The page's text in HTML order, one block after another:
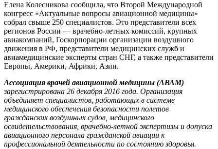
Елена Колесникова сообщила, что Второй Международной
конгресс «Актуальные вопросы авиационной медицины»
собрал свыше 250 специалистов. Это представители всех
регионов России — врачебно-летных комиссий, крупных
авиакомпаний, Госкорпорации организации воздушного
движения в РФ, представители медицинских служб и
авиамедицинские эксперты стран СНГ, а также представители
Европы, Америки, Африки, Азии.
Ассоциация врачей авиационной медицины (АВАМ)
зарегистрирована 26 декабря 2016 года. Организация
объединяет специалистов, работающих в системе
медицинского обеспечения безопасности полетов
гражданских воздушных судов, медицинского
освидетельствования, врачебно-летной экспертизы и допуска
авиационного персонала гражданской авиации к
профессиональной деятельности по состоянию здоровья.